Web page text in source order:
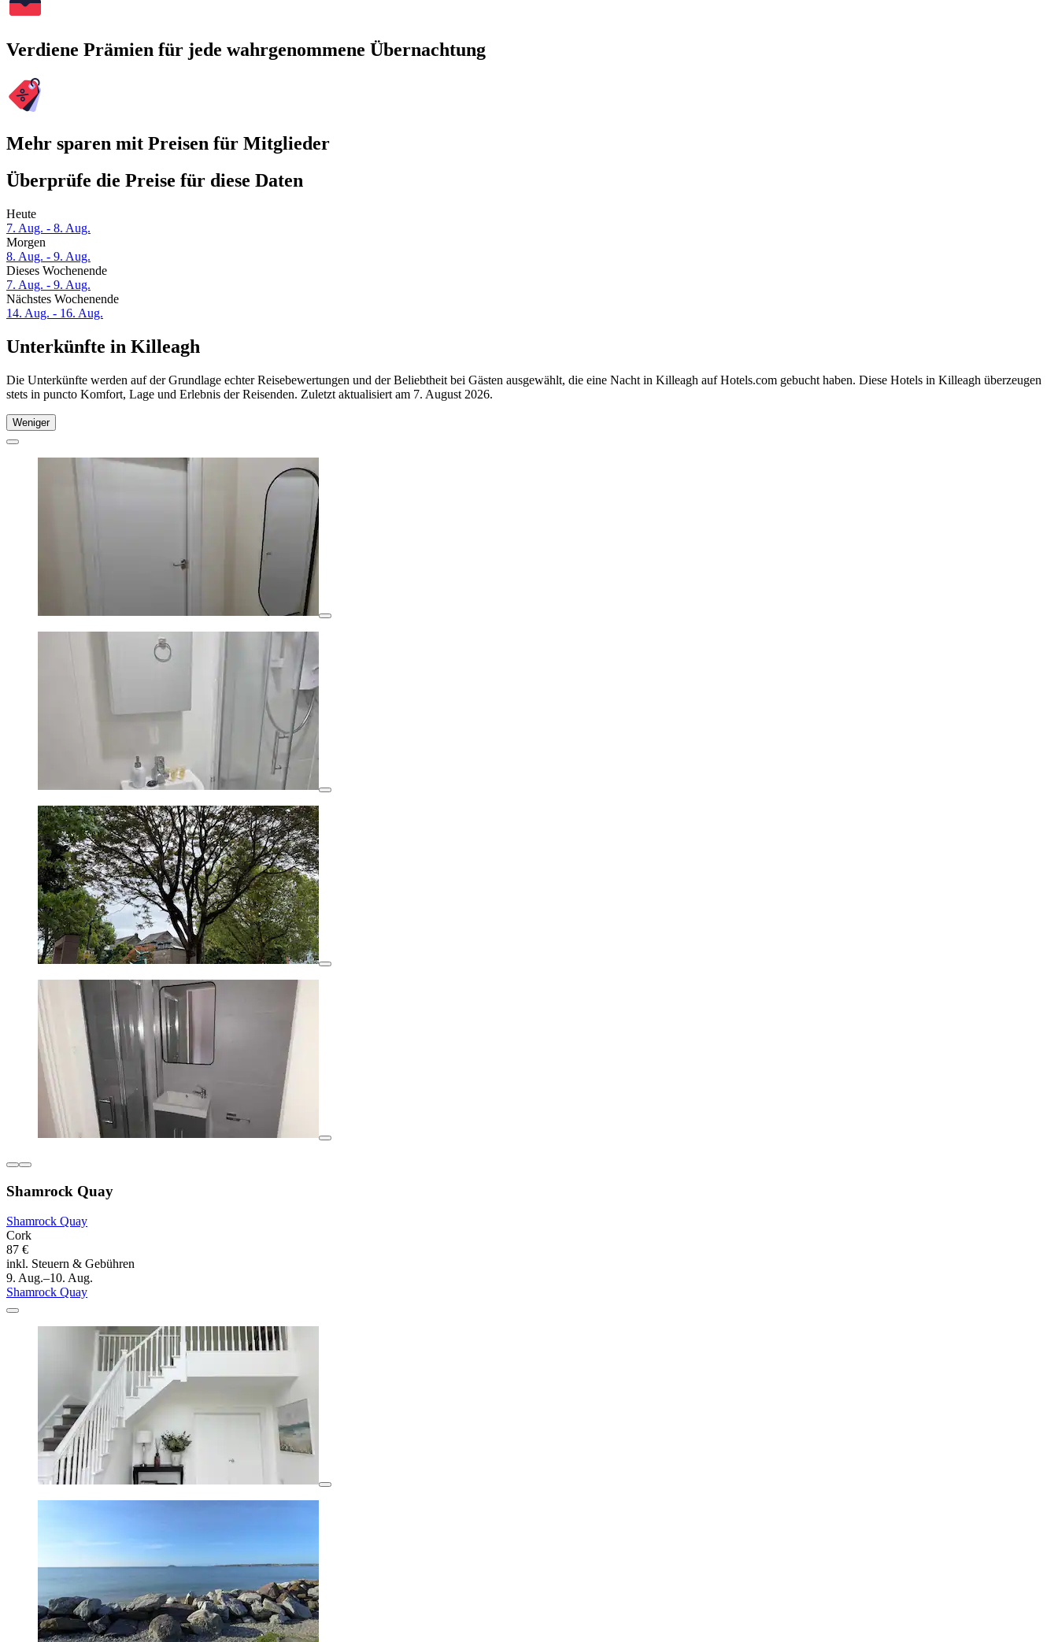
Verdiene Prämien für jede wahrgenommene Übernachtung
Mehr sparen mit Preisen für Mitglieder
Überprüfe die Preise für diese Daten
Heute
7. Aug. - 8. Aug.
Morgen
8. Aug. - 9. Aug.
Dieses Wochenende
7. Aug. - 9. Aug.
Nächstes Wochenende
14. Aug. - 16. Aug.
Unterkünfte in Killeagh
Die Unterkünfte werden auf der Grundlage echter Reisebewertungen und der Beliebtheit bei Gästen ausgewählt, die eine Nacht in Killeagh auf Hotels.com gebucht haben. Diese Hotels in Killeagh überzeugen
stets in puncto Komfort, Lage und Erlebnis der Reisenden. Zuletzt aktualisiert am 7. August 2026.
Weniger
Shamrock Quay
Shamrock Quay
Cork
87 €
inkl. Steuern & Gebühren
9. Aug.–10. Aug.
Shamrock Quay